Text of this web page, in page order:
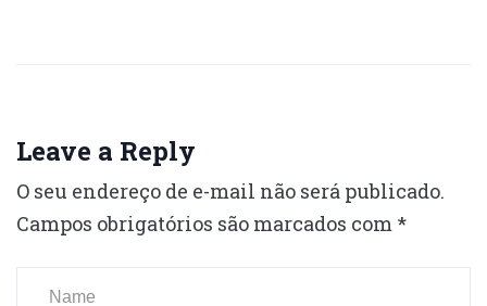
Leave a Reply
O seu endereço de e-mail não será publicado.
Campos obrigatórios são marcados com *